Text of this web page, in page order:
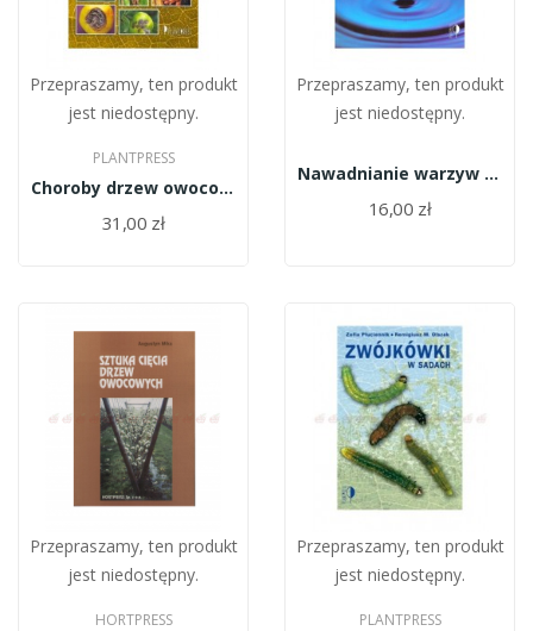
Przepraszamy, ten produkt
jest niedostępny.
PLANTPRESS
Choroby drzew owocowych
31,00 zł
Przepraszamy, ten produkt
jest niedostępny.
Nawadnianie warzyw polowych
16,00 zł
Przepraszamy, ten produkt
jest niedostępny.
HORTPRESS
Przepraszamy, ten produkt
jest niedostępny.
PLANTPRESS